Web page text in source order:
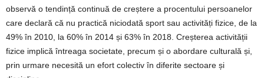
observă o tendință continuă de creștere a procentului persoanelor
care declară că nu practică niciodată sport sau activități fizice, de la
49% în 2010, la 60% în 2014 și 63% în 2018. Creșterea activității
fizice implică întreaga societate, precum și o abordare culturală și,
prin urmare necesită un efort colectiv în diferite sectoare și